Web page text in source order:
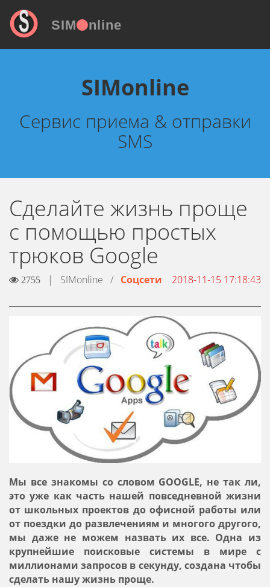
SIM nline
SIMonline
Сервис приема & отправки
SMS
Сделайте жизнь проще
с помощью простых
трюков Google
2755 | SIMonline / Соцсети 2018-11-15 17:18:43
Мы все знакомы со словом GOOGLE, не так ли,
это уже как часть нашей повседневной жизни
от школьных проектов до офисной работы или
от поездки до развлечениям и многого другого,
мы даже не можем назвать их все. Одна из
крупнейшие поисковые системы в мире с
миллионами запросов в секунду, создана чтобы
сделать нашу жизнь проще.